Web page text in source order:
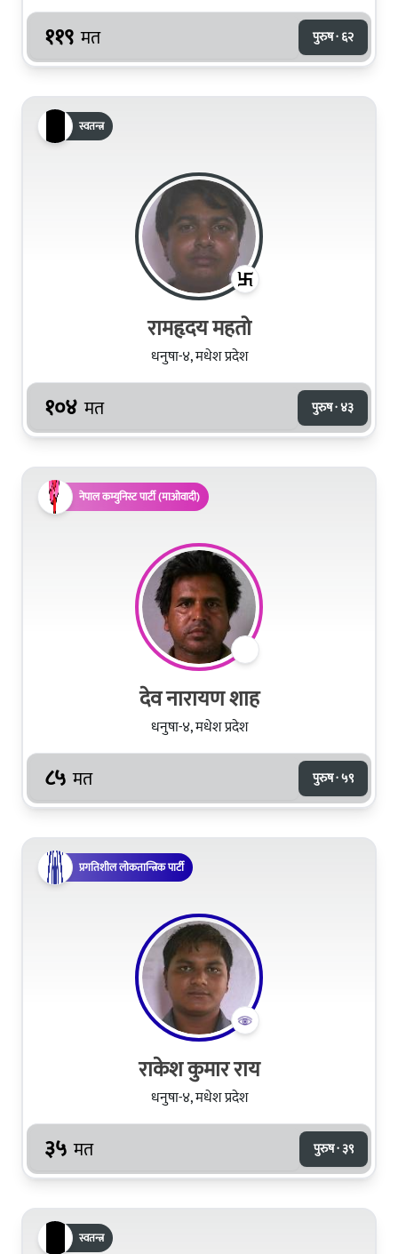
११९ मत पुरुष · ६२
स्वतन्त्र
रामहृदय महतो
धनुषा-४, मधेश प्रदेश
१०४ मत पुरुष · ४३
नेपाल कम्युनिस्ट पार्टी (माओवादी)
देव नारायण शाह
धनुषा-४, मधेश प्रदेश
८५ मत पुरुष · ५९
प्रगतिशील लोकतान्त्रिक पार्टी
राकेश कुमार राय
धनुषा-४, मधेश प्रदेश
३५ मत पुरुष · ३९
स्वतन्त्र